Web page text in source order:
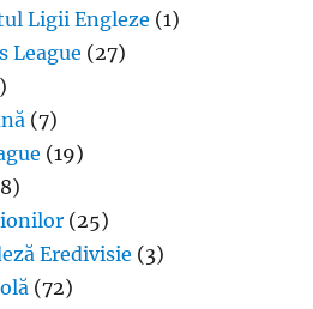
Ligii Engleze (1)
League (27)
(7)
(19)
(25)
Eredivisie (3)
(72)